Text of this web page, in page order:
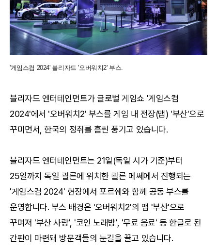
'게임스컴 2024' 블리자드 '오버워치2' 부스.
블리자드 엔터테인먼트가 글로벌 게임쇼 '게임스컴
2024'에서 '오버워치2' 부스를 게임 내 전장(맵) '부산'으로
꾸미면서, 한국의 정취를 흠씬 풍기고 있습니다.
블리자드 엔터테인먼트는 21일(독일 시가 기준)부터
25일까지 독일 쾰른에 위치한 쾰른 메쎄에서 진행되는
'게임스컴 2024' 현장에서 포르쉐와 함께 공동 부스를
운영합니다. 부스 배경은 '오버워치2'의 맵 '부산'으로
꾸며져 '부산 사랑', '코인 노래방', '무료 음료' 등 한글로 된
간판이 마련돼 방문객들의 눈길을 끌고 있습니다.